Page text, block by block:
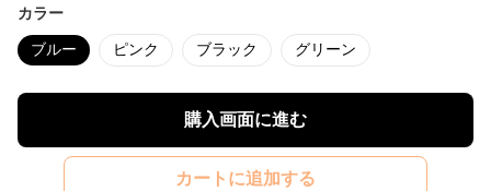
カラー
ブルー ピンク ブラック グリーン
購入画面に進む
カートに追加する